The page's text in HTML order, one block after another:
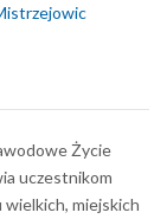
Życie
uczestnikom
miejskich